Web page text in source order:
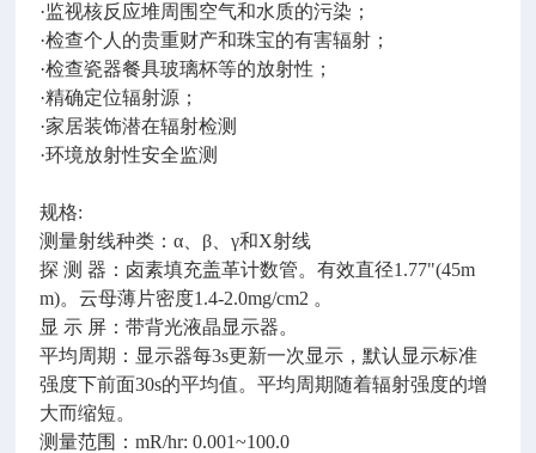
·监视核反应堆周围空气和水质的污染；
·检查个人的贵重财产和珠宝的有害辐射；
·检查瓷器餐具玻璃杯等的放射性；
·精确定位辐射源；
·家居装饰潜在辐射检测
·环境放射性安全监测
规格:
测量射线种类：α、β、γ和Χ射线
探 测 器：卤素填充盖革计数管。有效直径1.77"(45m
m)。云母薄片密度1.4-2.0mg/cm2 。
显 示 屏：带背光液晶显示器。
平均周期：显示器每3s更新一次显示，默认显示标准
强度下前面30s的平均值。平均周期随着辐射强度的增
大而缩短。
测量范围：mR/hr: 0.001~100.0